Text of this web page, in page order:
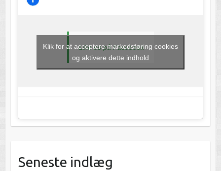
Like os på Facebook
Klik for at acceptere markedsføring cookies
og aktivere dette indhold
Seneste indlæg